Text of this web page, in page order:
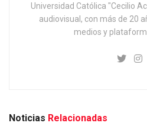
Universidad Católica "Cecilio
audiovisual, con más de 20
medios y
Noticias Relacionadas